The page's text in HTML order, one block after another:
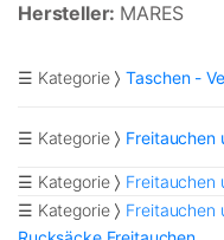
Hersteller: MARES
☰ Kategorie Taschen -
☰ Kategorie Freitauchen
☰ Kategorie Freitauchen
☰ Kategorie
Freitauchen